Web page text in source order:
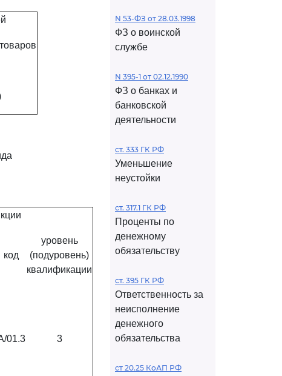
код
уровень
(подуровень)
квалификации
01.3 3
N 53-ФЗ от 28.03.1998
ФЗ о воинской
службе
N 395-1 от 02.12.1990
ФЗ о банках и
банковской
деятельности
ст. 333 ГК РФ
Уменьшение
неустойки
ст. 317.1 ГК РФ
Проценты по
денежному
обязательству
ст. 395 ГК РФ
Ответственность за
неисполнение
денежного
обязательства
ст 20.25 КоАП РФ